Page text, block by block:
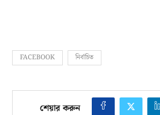
FACEBOOK নির্বাচিত
শেয়ার করুন